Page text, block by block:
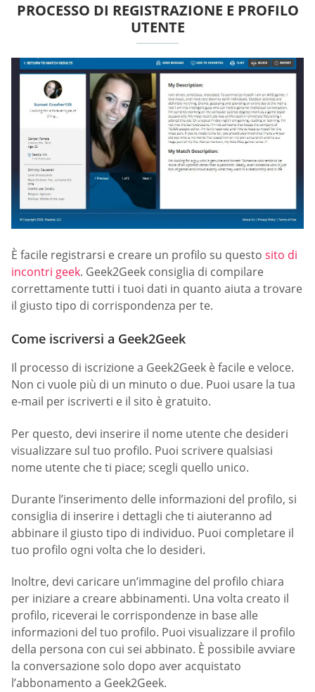
PROCESSO DI REGISTRAZIONE E PROFILO
UTENTE
È facile registrarsi e creare un profilo su questo sito di
incontri geek. Geek2Geek consiglia di compilare
correttamente tutti i tuoi dati in quanto aiuta a trovare
il giusto tipo di corrispondenza per te.
Come iscriversi a Geek2Geek
Il processo di iscrizione a Geek2Geek è facile e veloce.
Non ci vuole più di un minuto o due. Puoi usare la tua
e-mail per iscriverti e il sito è gratuito.
Per questo, devi inserire il nome utente che desideri
visualizzare sul tuo profilo. Puoi scrivere qualsiasi
nome utente che ti piace; scegli quello unico.
Durante l’inserimento delle informazioni del profilo, si
consiglia di inserire i dettagli che ti aiuteranno ad
abbinare il giusto tipo di individuo. Puoi completare il
tuo profilo ogni volta che lo desideri.
Inoltre, devi caricare un’immagine del profilo chiara
per iniziare a creare abbinamenti. Una volta creato il
profilo, riceverai le corrispondenze in base alle
informazioni del tuo profilo. Puoi visualizzare il profilo
della persona con cui sei abbinato. È possibile avviare
la conversazione solo dopo aver acquistato
l’abbonamento a Geek2Geek.